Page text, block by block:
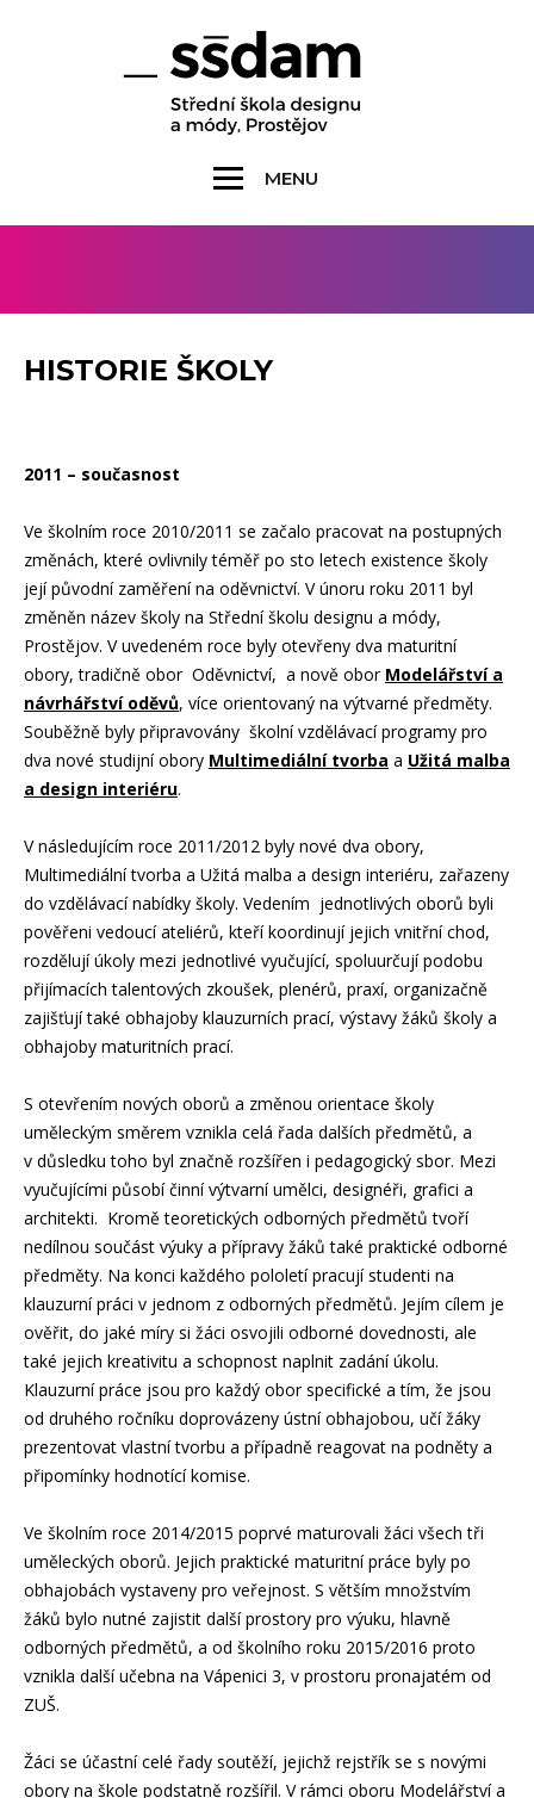
MENU
HISTORIE ŠKOLY
2011 – současnost
Ve školním roce 2010/2011 se začalo pracovat na postupných
změnách, které ovlivnily téměř po sto letech existence školy
její původní zaměření na oděvnictví. V únoru roku 2011 byl
změněn název školy na Střední školu designu a módy,
Prostějov. V uvedeném roce byly otevřeny dva maturitní
obory, tradičně obor Oděvnictví, a nově obor Modelářství a
návrhářství oděvů, více orientovaný na výtvarné předměty.
Souběžně byly připravovány školní vzdělávací programy pro
dva nové studijní obory Multimediální tvorba a Užitá malba
a design interiéru.
V následujícím roce 2011/2012 byly nové dva obory,
Multimediální tvorba a Užitá malba a design interiéru, zařazeny
do vzdělávací nabídky školy. Vedením jednotlivých oborů byli
pověřeni vedoucí ateliérů, kteří koordinují jejich vnitřní chod,
rozdělují úkoly mezi jednotlivé vyučující, spoluurčují podobu
přijímacích talentových zkoušek, plenérů, praxí, organizačně
zajišťují také obhajoby klauzurních prací, výstavy žáků školy a
obhajoby maturitních prací.
S otevřením nových oborů a změnou orientace školy
uměleckým směrem vznikla celá řada dalších předmětů, a
v důsledku toho byl značně rozšířen i pedagogický sbor. Mezi
vyučujícími působí činní výtvarní umělci, designéři, grafici a
architekti. Kromě teoretických odborných předmětů tvoří
nedílnou součást výuky a přípravy žáků také praktické odborné
předměty. Na konci každého pololetí pracují studenti na
klauzurní práci v jednom z odborných předmětů. Jejím cílem je
ověřit, do jaké míry si žáci osvojili odborné dovednosti, ale
také jejich kreativitu a schopnost naplnit zadání úkolu.
Klauzurní práce jsou pro každý obor specifické a tím, že jsou
od druhého ročníku doprovázeny ústní obhajobou, učí žáky
prezentovat vlastní tvorbu a případně reagovat na podněty a
připomínky hodnotící komise.
Ve školním roce 2014/2015 poprvé maturovali žáci všech tři
uměleckých oborů. Jejich praktické maturitní práce byly po
obhajobách vystaveny pro veřejnost. S větším množstvím
žáků bylo nutné zajistit další prostory pro výuku, hlavně
odborných předmětů, a od školního roku 2015/2016 proto
vznikla další učebna na Vápenici 3, v prostoru pronajatém od
ZUŠ.
Žáci se účastní celé řady soutěží, jejichž rejstřík se s novými
obory na škole podstatně rozšířil. V rámci oboru Modelářství a